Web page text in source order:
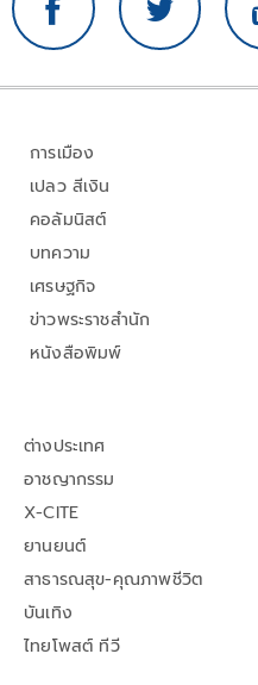
การเมือง
เปลว สีเงิน
คอลัมนิสต์
บทความ
เศรษฐกิจ
ข่าวพระราชสำนัก
หนังสือพิมพ์
ต่างประเทศ
อาชญากรรม
X-CITE
ยานยนต์
สาธารณสุข-คุณภาพชีวิต
บันเทิง
ไทยโพสต์ ทีวี